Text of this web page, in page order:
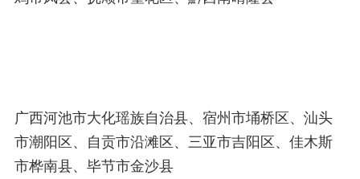
广西河池市大化瑶族自治县、宿州市埇桥区、汕头
市潮阳区、自贡市沿滩区、三亚市吉阳区、佳木斯
市桦南县、毕节市金沙县